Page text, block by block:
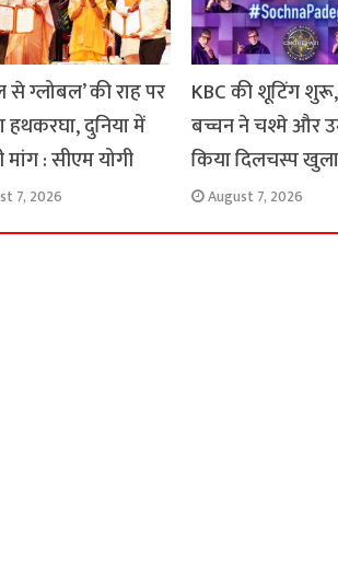
ग्लोबल’ की राह पर
हथकरघा, दुनिया में
मांग : सीएम योगी
7, 2026
KBC की शूटिंग
बच्चन ने चश्मे और
किया दिलचस्प
August 7, 2026